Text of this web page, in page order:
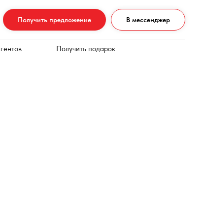
Получить предложение В мессенджер
Получить подарок